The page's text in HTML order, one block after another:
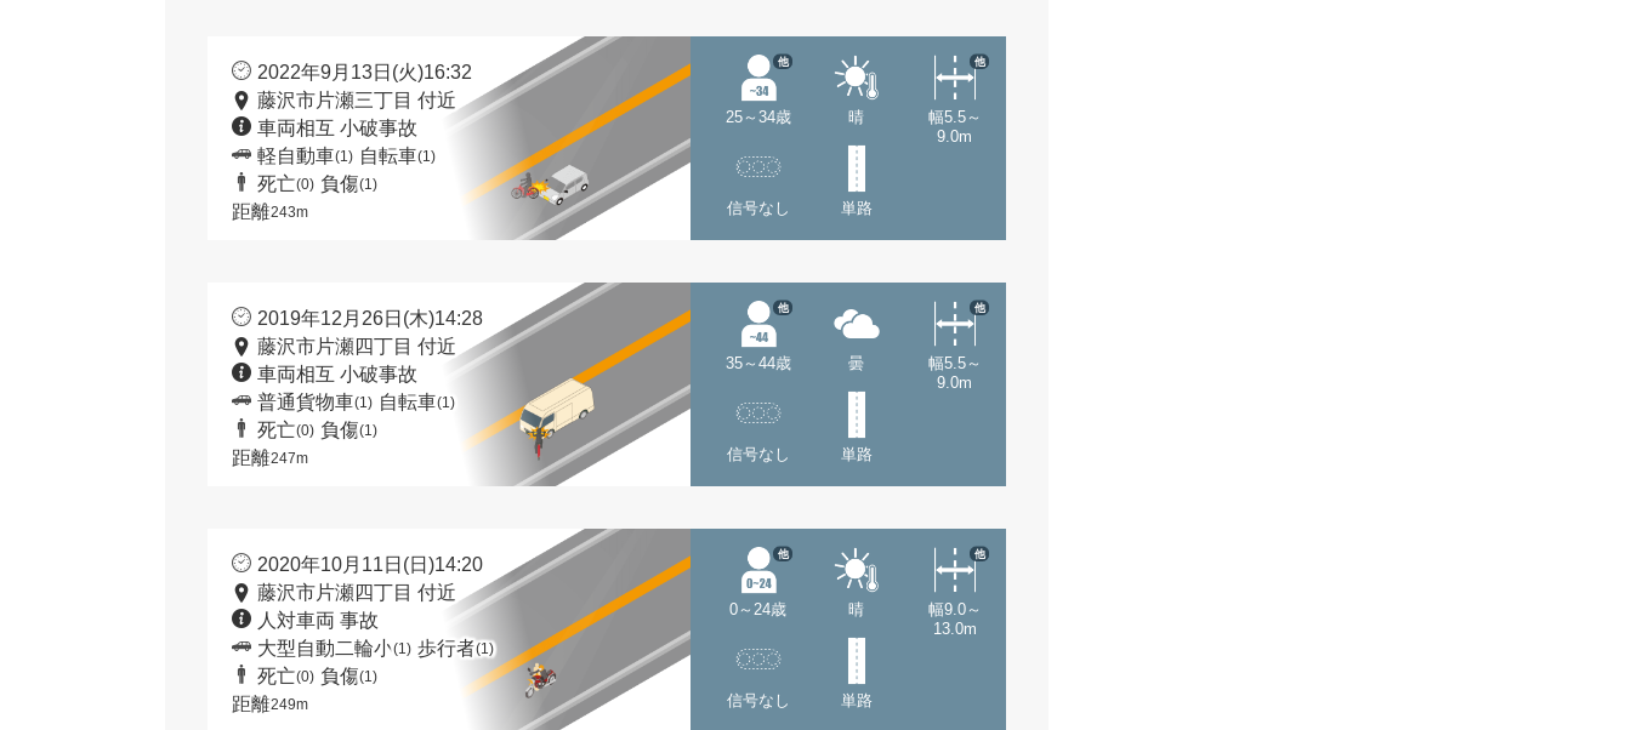
2022年9月13日(火)16:32
藤沢市片瀬三丁目 付近
車両相互 小破事故
軽自動車(1) 自転車(1)
死亡(0) 負傷(1)
距離243m
25～34歳
他
晴
幅5.5～
9.0m
他
信号なし 単路
2019年12月26日(木)14:28
藤沢市片瀬四丁目 付近
車両相互 小破事故
普通貨物車(1) 自転車(1)
死亡(0) 負傷(1)
距離247m
35～44歳
他
曇
幅5.5～
9.0m
他
信号なし 単路
2020年10月11日(日)14:20
藤沢市片瀬四丁目 付近
人対車両 事故
大型自動二輪小(1) 歩行者(1)
死亡(0) 負傷(1)
距離249m
0～24歳
他
晴
幅9.0～
13.0m
他
信号なし 単路